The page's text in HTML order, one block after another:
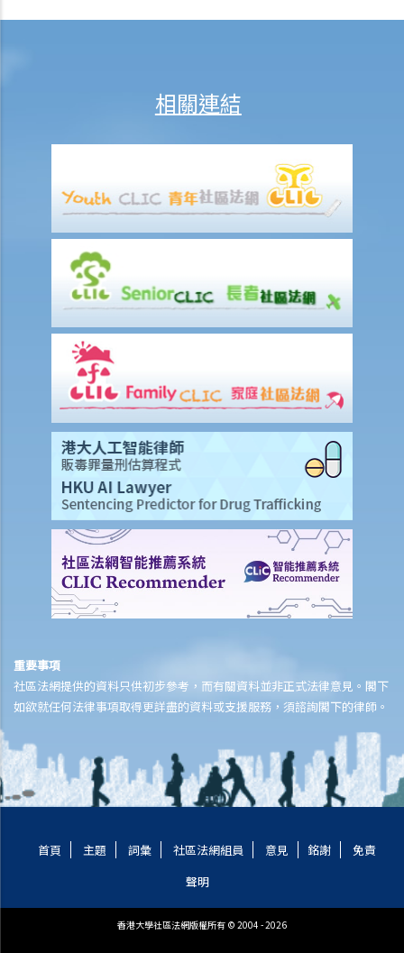
切勿尋求索償代理協助處理申索
錯的一方之前，我需要依循甚麼程序？
涉及致命意外的申索
火災中受傷的僱員
因工受傷以及有關補償
怎樣才算是因工及在僱用期間遭遇意外（簡稱工傷意外）？
我的配偶在工作時因意外而死亡，我或我的家人可獲哪些賠償？
我在工作時因遇到意外而受傷及導致傷殘，我或我的家人可獲哪些賠
除上述的賠償外，我可否就工傷而獲得其他賠償（例如醫藥費）？
工傷或有關意外之報告
僱主向勞工處報告與工作有關的意外之時限是多久？
僱員可否向勞工處報告與工作有關的意外？
其他有關工傷的事項
如何安排支付工傷賠償？
若然我不能與僱主和平地解決工傷賠償問題，將案件呈交法院的時限是
若然我對條例所給予的補償感到不滿，或者我認為僱主忽略了應有的安
全措施，我可否進一步提出申索？
人壽保險
受保人已失蹤了數年，其保單受益人可否向保險公司索取死亡賠償？
如果我的保單已經失效，但我重新繳交保費以嘗試令保單「復效」。我
我為同一項目（如住院或家居意外）購買了數份保險。我可否從所有保
相關連結
重要事項
社區法網提供的資料只供初步參考，而有關資料並非正式法律意見。閣下
如欲就任何法律事項取得更詳盡的資料或支援服務，須諮詢閣下的律師。
首頁 主題 詞彙 社區法網組員 意見 銘謝
免責
聲明
香港大學社區法網版權所有 © 2004 - 2026